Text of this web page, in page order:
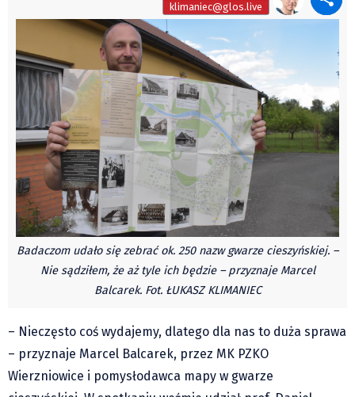
Region
Czechy
Polska
Świat
Kongres Polaków
Sejmiki Gminne 2024
PZKO
Placówki dyplomatyczne w CZ
English Voice
Kultura
Recenzje
Wydarzenia
Nasze biblioteki
Publicystyka
klimaniec@glos.live
Badaczom udało się zebrać ok. 250 nazw gwarze cieszyńskiej. –
Nie sądziłem, że aż tyle ich będzie – przyznaje Marcel
Balcarek. Fot. ŁUKASZ KLIMANIEC
– Nieczęsto coś wydajemy, dlatego dla nas to duża sprawa
– przyznaje Marcel Balcarek, przez MK PZKO
Wierzniowice i pomysłodawca mapy w gwarze